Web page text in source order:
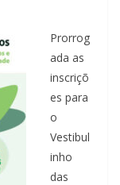
Prorrog
ada as
inscriçõ
es para
o
Vestibul
inho
das